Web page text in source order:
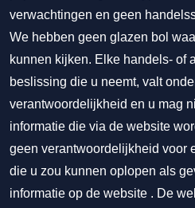
verwachtingen en geen
We hebben geen glazen bol
kunnen kijken. Elke handels- of
beslissing die u neemt, valt
verantwoordelijkheid en u mag
informatie die via de website
geen verantwoordelijkheid voor
die u zou kunnen oplopen als
informatie op de website . De